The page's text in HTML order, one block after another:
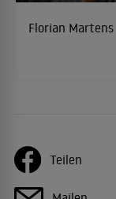
Florian Martens
Teilen